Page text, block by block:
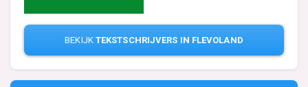
BEKIJK TEKSTSCHRIJVERS IN FLEVOLAND